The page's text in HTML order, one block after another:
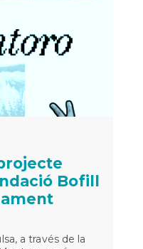
Bofill
a través de la